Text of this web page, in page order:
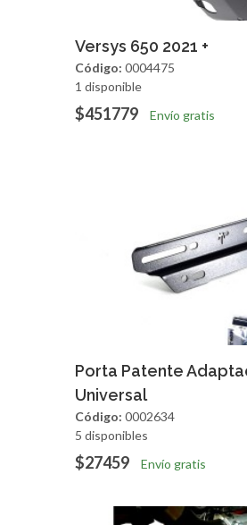
Agregar
Versys 650 2021 +
Código: 0004475
1 disponible
$451779 Envío gratis
Agregar
Porta Patente
Universal
Código: 0002634
5 disponibles
$27459 Envío gratis